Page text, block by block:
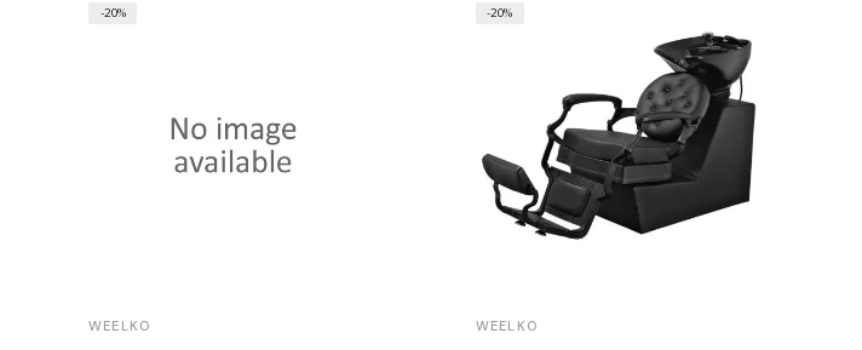
WEELKO
-20%
WEELKO
-20%